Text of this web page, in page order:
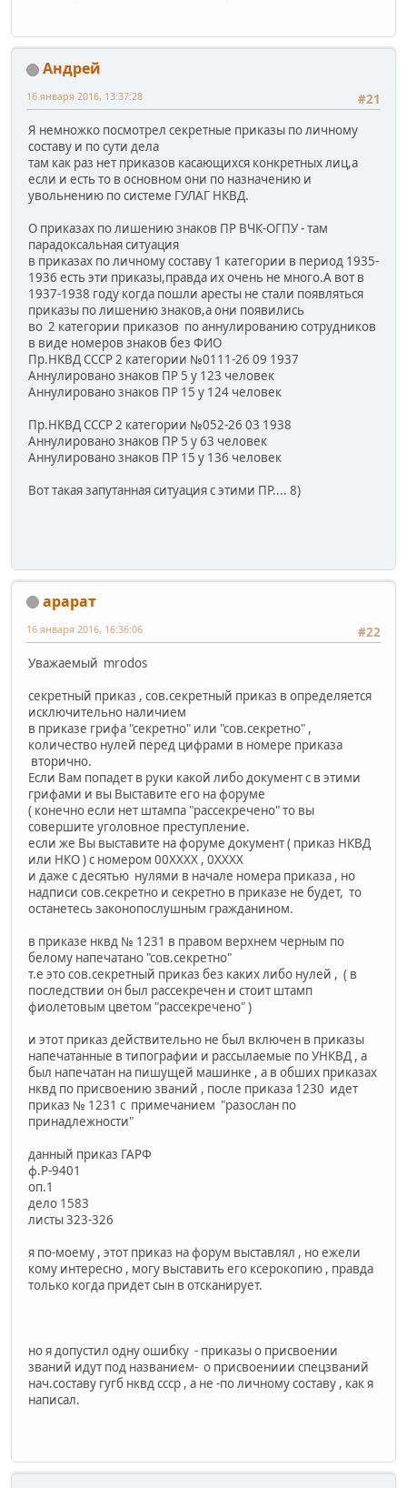
Андрей
#21
16 января 2016, 13:37:28
Я немножко посмотрел секретные приказы по личному
составу и по сути дела
там как раз нет приказов касающихся конкретных лиц,а
если и есть то в основном они по назначению и
увольнению по системе ГУЛАГ НКВД.
О приказах по лишению знаков ПР ВЧК-ОГПУ - там
парадоксальная ситуация
в приказах по личному составу 1 категории в период 1935-
1936 есть эти приказы,правда их очень не много.А вот в
1937-1938 году когда пошли аресты не стали появляться
приказы по лишению знаков,а они появились
во 2 категории приказов по аннулированию сотрудников
в виде номеров знаков без ФИО
Пр.НКВД СССР 2 категории №0111-26 09 1937
Аннулировано знаков ПР 5 у 123 человек
Аннулировано знаков ПР 15 у 124 человек
Пр.НКВД СССР 2 категории №052-26 03 1938
Аннулировано знаков ПР 5 у 63 человек
Аннулировано знаков ПР 15 у 136 человек
Вот такая запутанная ситуация с этими ПР.... 8)
арарат
#22
16 января 2016, 16:36:06
Уважаемый mrodos
секретный приказ , сов.секретный приказ в определяется
исключительно наличием
в приказе грифа "секретно" или "сов.секретно" ,
количество нулей перед цифрами в номере приказа
вторично.
Если Вам попадет в руки какой либо документ с в этими
грифами и вы Выставите его на форуме
( конечно если нет штампа "рассекречено" то вы
совершите уголовное преступление.
если же Вы выставите на форуме документ ( приказ НКВД
или НКО ) с номером 00ХХХХ , 0ХХХХ
и даже с десятью нулями в начале номера приказа , но
надписи сов.секретно и секретно в приказе не будет, то
останетесь законопослушным гражданином.
в приказе нквд № 1231 в правом верхнем черным по
белому напечатано "сов.секретно"
т.е это сов.секретный приказ без каких либо нулей , ( в
последствии он был рассекречен и стоит штамп
фиолетовым цветом "рассекречено" )
и этот приказ действительно не был включен в приказы
напечатанные в типографии и рассылаемые по УНКВД , а
был напечатан на пишущей машинке , а в обших приказах
нквд по присвоению званий , после приказа 1230 идет
приказ № 1231 с примечанием "разослан по
принадлежности"
данный приказ ГАРФ
ф.Р-9401
оп.1
дело 1583
листы 323-326
я по-моему , этот приказ на форум выставлял , но ежели
кому интересно , могу выставить его ксерокопию , правда
только когда придет сын в отсканирует.
но я допустил одну ошибку - приказы о присвоении
званий идут под названием- о присвоениии спецзваний
нач.составу гугб нквд ссср , а не -по личному составу , как я
написал.